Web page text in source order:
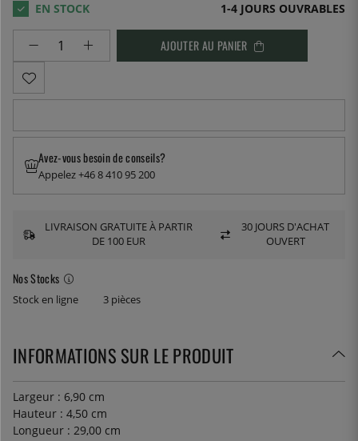
1-4 JOURS OUVRABLES
AJOUTER AU PANIER
Nos Stocks
Stock en ligne 3 pièces
Avez-vous besoin de conseils?
Appelez +46 8 410 95 200
LIVRAISON GRATUITE À PARTIR
DE 100 EUR
30 JOURS D'ACHAT
OUVERT
INFORMATIONS SUR LE PRODUIT
Largeur : 6,90 cm
Hauteur : 4,50 cm
Longueur : 29,00 cm